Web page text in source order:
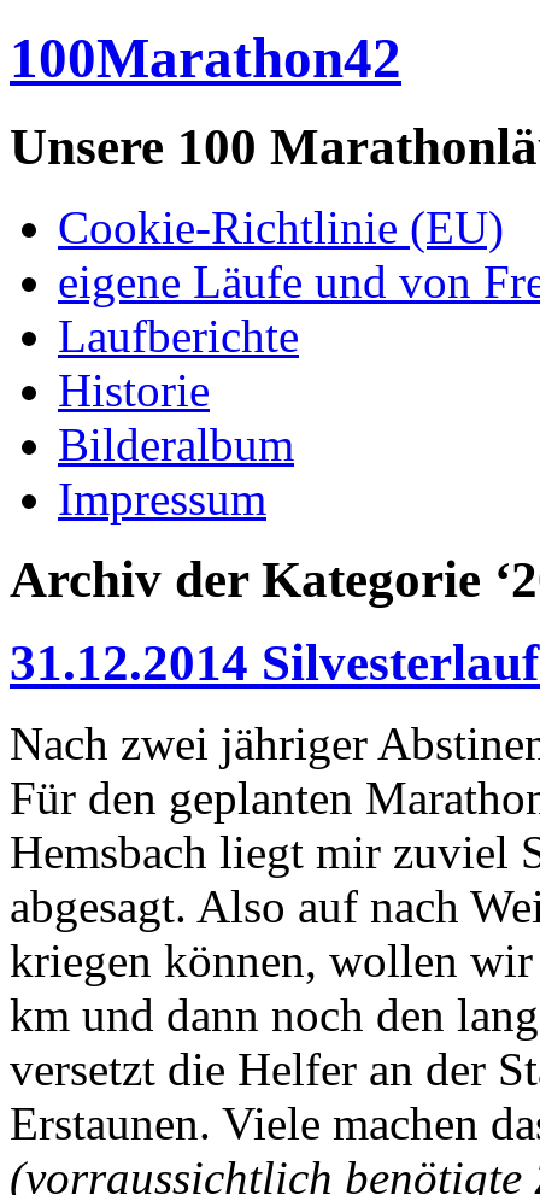
100Marathon42
Unsere 100
Cookie-Richtlinie (EU)
eigene Läufe und von
Laufberichte
Historie
Bilderalbum
Impressum
Archiv der Kategorie
31.12.2014
Nach zwei jähriger
Für den geplanten
Hemsbach liegt mir zuviel
abgesagt. Also auf nach
kriegen können, wollen
km und dann noch den
versetzt die Helfer an der
Erstaunen. Viele machen
(vorraussichtlich